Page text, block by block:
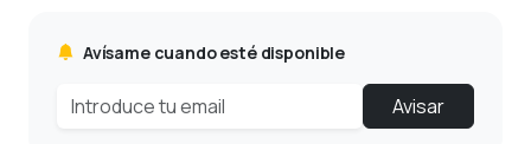
Avísame cuando esté disponible
Avisar